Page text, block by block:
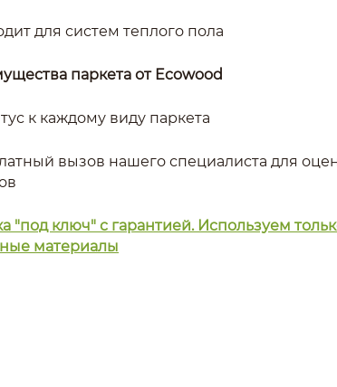
для систем теплого пола
паркета от Ecowood
к каждому виду паркета
вызов нашего специалиста для
"под ключ" с гарантией. Используем
материалы